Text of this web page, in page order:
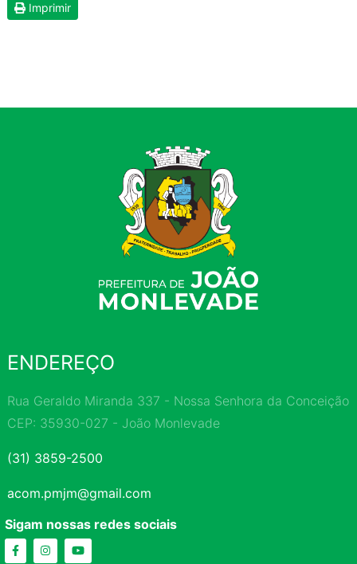
Imprimir
ENDEREÇO
Rua Geraldo Miranda 337 - Nossa Senhora da Conceição
CEP: 35930-027 - João Monlevade
(31) 3859-2500
acom.pmjm@gmail.com
Sigam nossas redes sociais